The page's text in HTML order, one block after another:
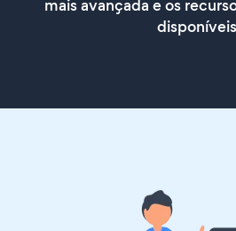
mais avançada e os